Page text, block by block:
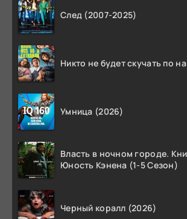
След (2007-2025)
Никто не будет скучать по
Умница (2026)
Власть в ночном городе.
Юность Кэнена (1-5 Сезон)
Черный коралл (2026)